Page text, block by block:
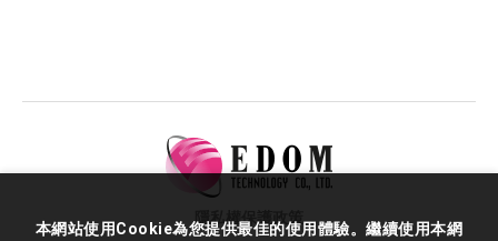
隱私權保護政策
本網站使用Cookie為您提供最佳的使用體驗。繼續使用本網